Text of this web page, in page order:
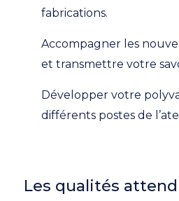
fabrications.
Accompagner les
et transmettre votre
Développer votre
différents postes de
Les qualités